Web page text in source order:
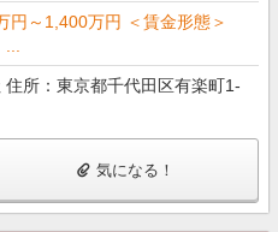
円～1,400万円 ＜賃金形態＞
住所：東京都千代田区有楽町1-
気になる！